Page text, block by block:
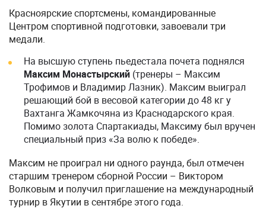
Красноярские спортсмены, командированные
Центром спортивной подготовки, завоевали три
медали.
На высшую ступень пьедестала почета поднялся
Максим Монастырский (тренеры – Максим
Трофимов и Владимир Лазник). Максим выиграл
решающий бой в весовой категории до 48 кг у
Вахтанга Жамкочяна из Краснодарского края.
Помимо золота Спартакиады, Максиму был вручен
специальный приз «За волю к победе».
Максим не проиграл ни одного раунда, был отмечен
старшим тренером сборной России – Виктором
Волковым и получил приглашение на международный
турнир в Якутии в сентябре этого года.